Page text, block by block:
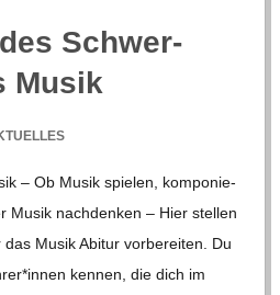
Schwer­
Musik
– Ob Musik spie­len, kom­po­nie­
Musik nach­den­ken – Hier stel­len
Musik Abitur vor­be­rei­ten. Du
ken­nen, die dich im